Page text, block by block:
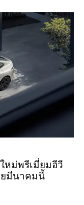
หม่พรีเมี่ยมอีวี
ยมีนาคมนี้